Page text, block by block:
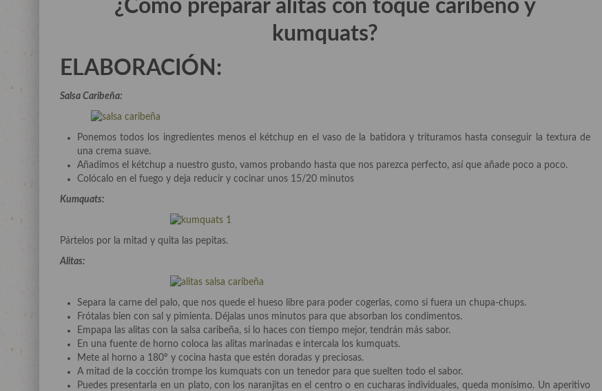
¿Cómo preparar alitas con toque caribeño y
kumquats?
ELABORACIÓN:
Salsa Caribeña:
Ponemos todos los ingredientes menos el kétchup en el vaso de la batidora y trituramos hasta conseguir la textura de
una crema suave.
Añadimos el kétchup a nuestro gusto, vamos probando hasta que nos parezca perfecto, así que añade poco a poco.
Colócalo en el fuego y deja reducir y cocinar unos 15/20 minutos
Kumquats:
Pártelos por la mitad y quita las pepitas.
Alitas:
Separa la carne del palo, que nos quede el hueso libre para poder cogerlas, como si fuera un chupa-chups.
Frótalas bien con sal y pimienta. Déjalas unos minutos para que absorban los condimentos.
Empapa las alitas con la salsa caribeña, si lo haces con tiempo mejor, tendrán más sabor.
En una fuente de horno coloca las alitas marinadas e intercala los kumquats.
Mete al horno a 180º y cocina hasta que estén doradas y preciosas.
A mitad de la cocción trompe los kumquats con un tenedor para que suelten todo el sabor.
Puedes presentarla en un plato, con los naranjitas en el centro o en cucharas individuales, queda monísimo. Un aperitivo